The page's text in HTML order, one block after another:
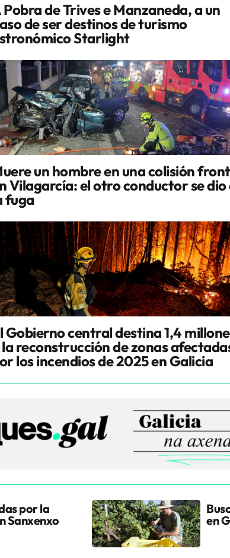
Pobra de Trives e Manzaneda, a un
de ser destinos de turismo
Starlight
un hombre en una colisión
Vilagarcía: el otro conductor se dio
fuga
Gobierno central destina 1,4
reconstrucción de zonas
los incendios de 2025 en Galicia
por la
Sanxenxo
en